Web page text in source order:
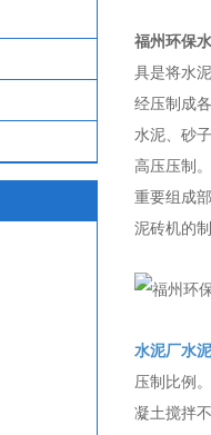
福州环保
具是将水
经压制成
水泥、砂
高压压制
重要组成
泥砖机的
水泥厂水
压制比例
凝土搅拌